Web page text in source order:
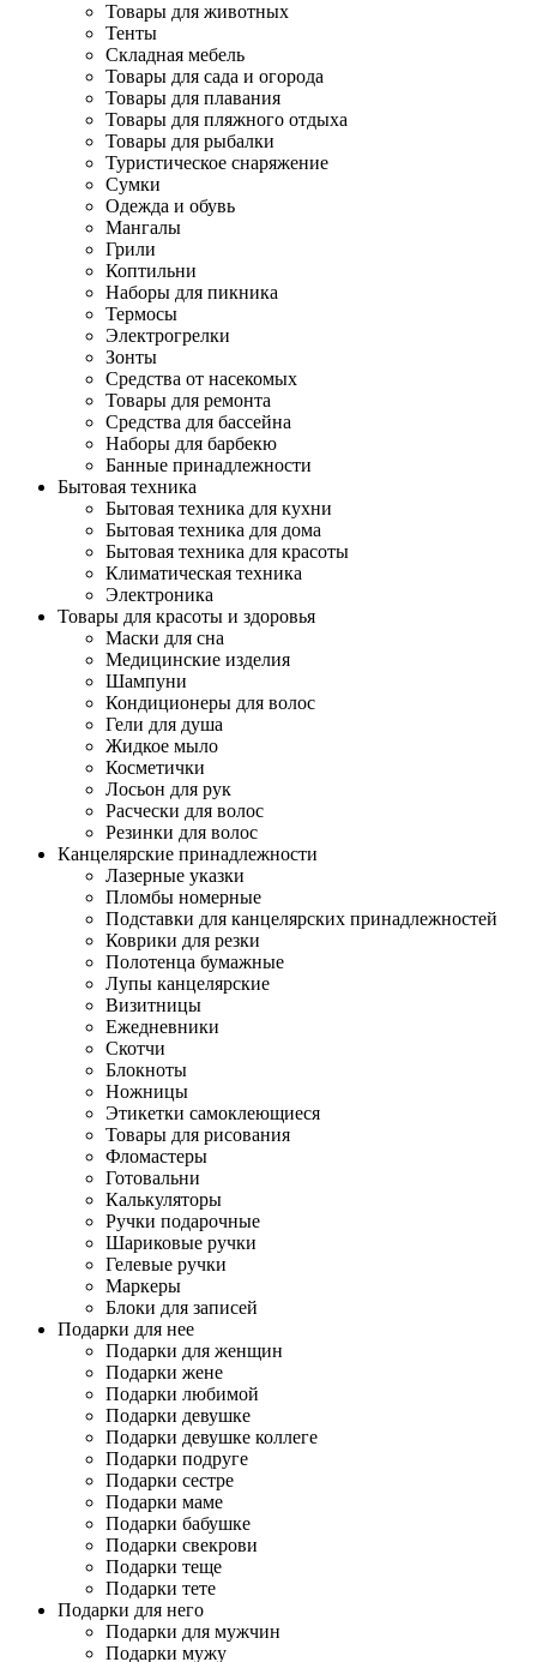
Товары для животных
Тенты
Складная мебель
Товары для сада и огорода
Товары для плавания
Товары для пляжного отдыха
Товары для рыбалки
Туристическое снаряжение
Сумки
Одежда и обувь
Мангалы
Грили
Коптильни
Наборы для пикника
Термосы
Электрогрелки
Зонты
Средства от насекомых
Товары для ремонта
Средства для бассейна
Наборы для барбекю
Банные принадлежности
Бытовая техника
Бытовая техника для кухни
Бытовая техника для дома
Бытовая техника для красоты
Климатическая техника
Электроника
Товары для красоты и здоровья
Маски для сна
Медицинские изделия
Шампуни
Кондиционеры для волос
Гели для душа
Жидкое мыло
Косметички
Лосьон для рук
Расчески для волос
Резинки для волос
Канцелярские принадлежности
Лазерные указки
Пломбы номерные
Подставки для канцелярских принадлежностей
Коврики для резки
Полотенца бумажные
Лупы канцелярские
Визитницы
Ежедневники
Скотчи
Блокноты
Ножницы
Этикетки самоклеющиеся
Товары для рисования
Фломастеры
Готовальни
Калькуляторы
Ручки подарочные
Шариковые ручки
Гелевые ручки
Маркеры
Блоки для записей
Подарки для нее
Подарки для женщин
Подарки жене
Подарки любимой
Подарки девушке
Подарки девушке коллеге
Подарки подруге
Подарки сестре
Подарки маме
Подарки бабушке
Подарки свекрови
Подарки теще
Подарки тете
Подарки для него
Подарки для мужчин
Подарки мужу